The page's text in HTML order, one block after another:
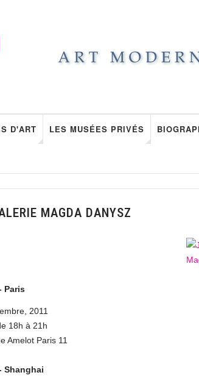
D'ART LES MUSÉES PRIVÉS
MAGDA DANYSZ
Paris
2011
18h à 21h
Amelot Paris 11
Shanghai